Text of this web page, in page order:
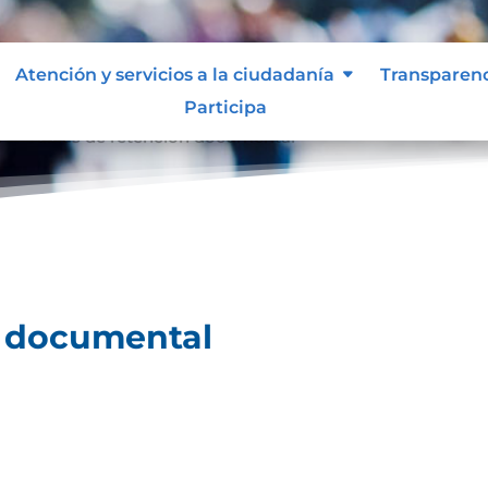
Atención y servicios a la ciudadanía
Participa